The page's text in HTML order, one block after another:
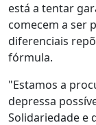
está a tentar
comecem a ser
diferenciais
fórmula.
"Estamos a
depressa
Solidariedade e